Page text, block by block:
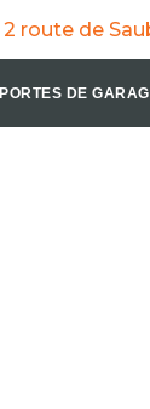
2 route de
PORTES DE